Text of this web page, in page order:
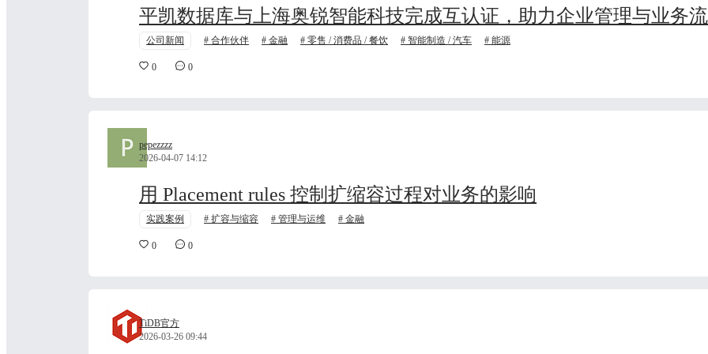
平凯数据库与上海奥锐智能科技完成互认证，助力企业管理与业务
公司新闻 合作伙伴 金融 零售 / 消费品 / 餐饮 智能制造 / 汽车 能源
0 0
pepezzzz
2026-04-07 14:12
用 Placement rules 控制扩缩容过程对业务的影响
实践案例 扩容与缩容 管理与运维 金融
0 0
TiDB官方
2026-03-26 09:44